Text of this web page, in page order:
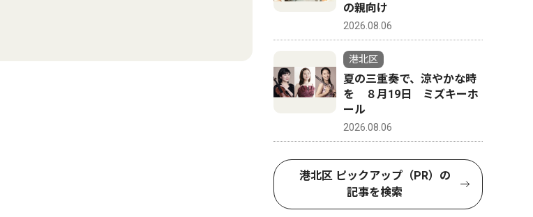
の親向け
2026.08.06
港北区
夏の三重奏で、涼やかな時
を ８月19日 ミズキーホ
ール
2026.08.06
港北区 ピックアップ（PR）の
記事を検索